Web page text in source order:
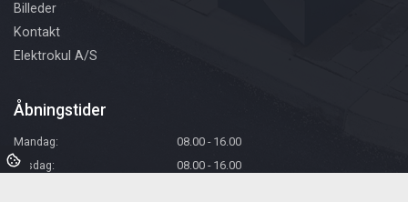
Billeder
Kontakt
Elektrokul A/S
Åbningstider
Mandag:
08.00 - 16.00
Tirsdag:
08.00 - 16.00